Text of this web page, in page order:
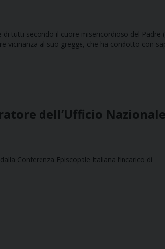
tutti secondo il cuore misericordioso del Padre
vicinanza al suo gregge, che ha condotto con
dell’Ufficio Nazionale
Conferenza Episcopale Italiana l’incarico di